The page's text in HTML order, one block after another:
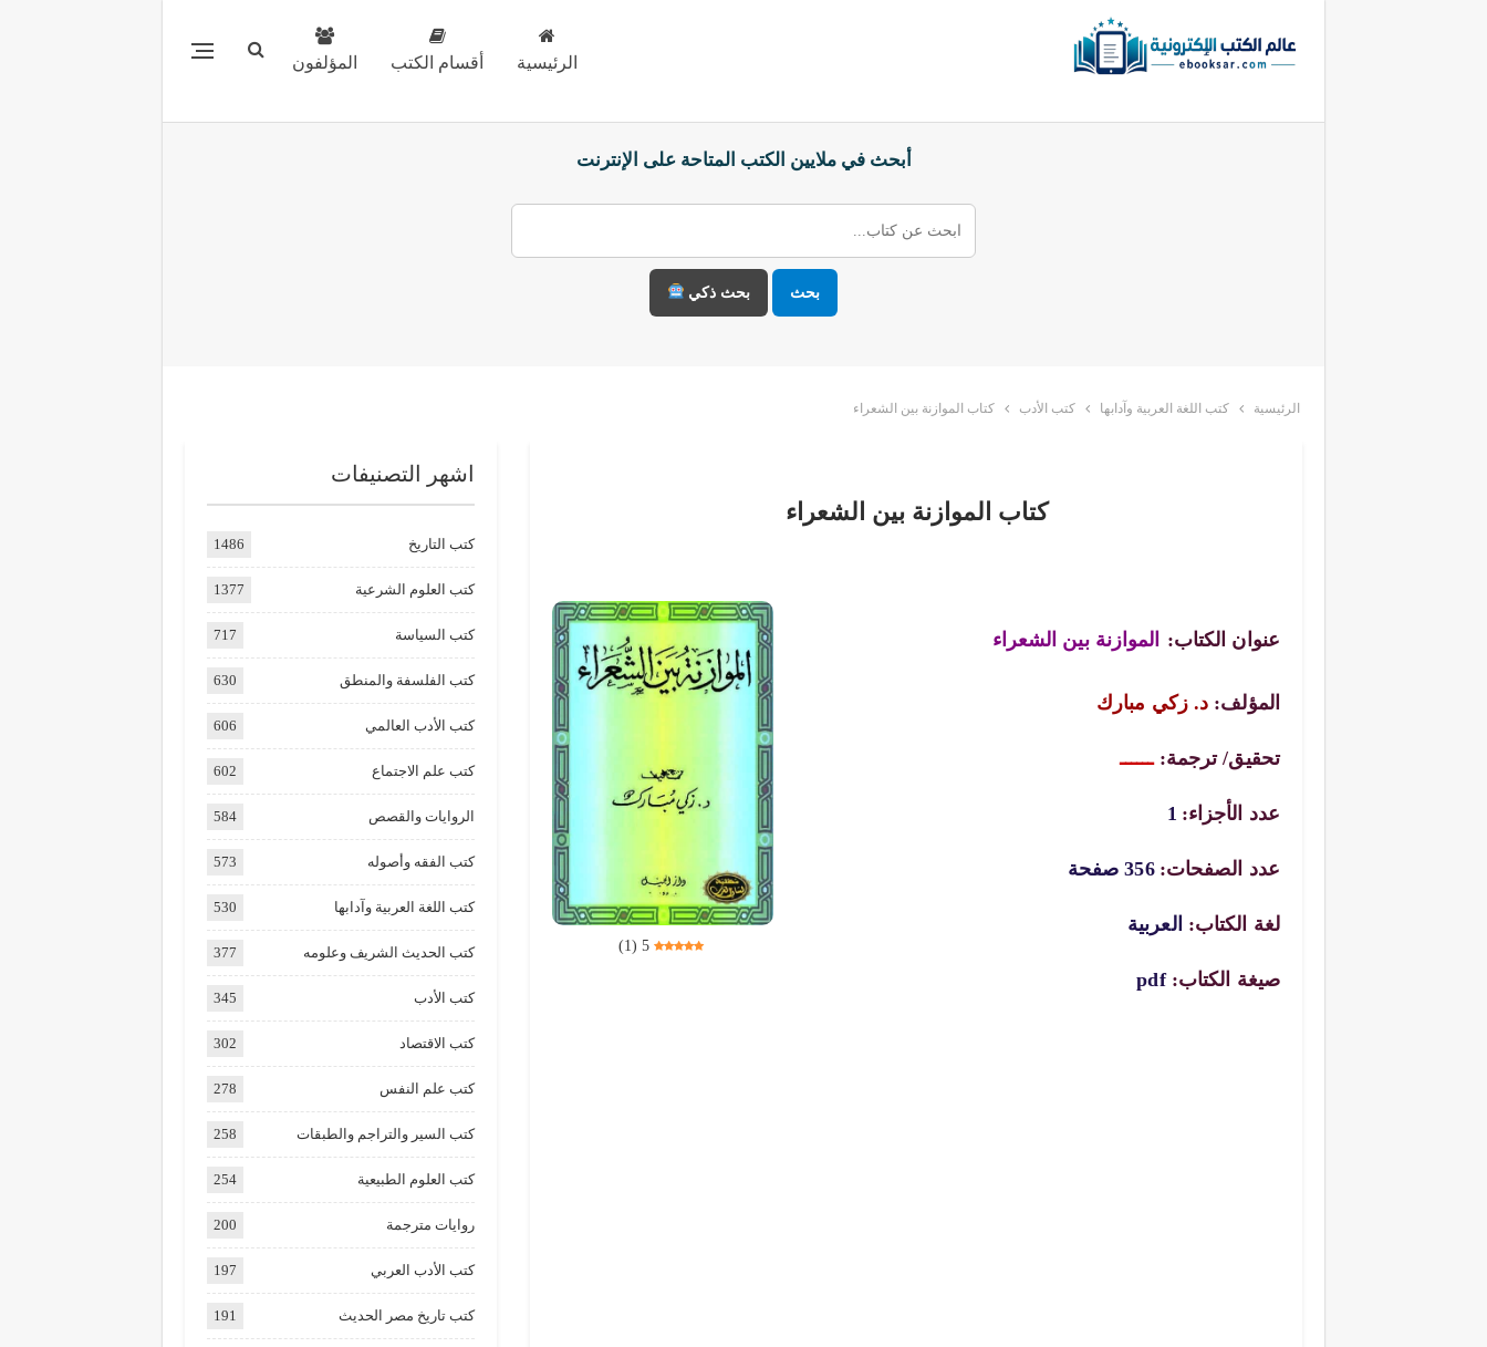
الرئيسية أقسام الكتب المؤلفون
أبحث في ملايين الكتب المتاحة على الإنترنت
بحث بحث ذكي
الرئيسية كتب اللغة العربية وآدابها كتب الأدب كتاب الموازنة بين الشعراء
كتاب الموازنة بين الشعراء
5
(
1
)
عنوان الكتاب: الموازنة بين الشعراء
المؤلف: د. زكي مبارك
تحقيق/ ترجمة: ــــــ
عدد الأجزاء: 1
عدد الصفحات: 356 صفحة
لغة الكتاب: العربية
صيغة الكتاب: pdf
اشهر التصنيفات
كتب التاريخ 1486
كتب العلوم الشرعية 1377
كتب السياسة 717
كتب الفلسفة والمنطق 630
كتب الأدب العالمي 606
كتب علم الاجتماع 602
الروايات والقصص 584
كتب الفقه وأصوله 573
كتب اللغة العربية وآدابها 530
كتب الحديث الشريف وعلومه 377
كتب الأدب 345
كتب الاقتصاد 302
كتب علم النفس 278
كتب السير والتراجم والطبقات 258
كتب العلوم الطبيعية 254
روايات مترجمة 200
كتب الأدب العربي 197
كتب تاريخ مصر الحديث 191